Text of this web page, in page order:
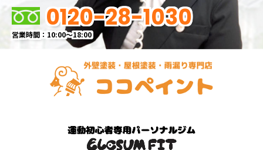
0120-28-1030
営業時間：10:00～18:00